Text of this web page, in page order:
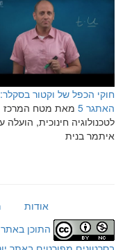
חוקי הכפל של וקטור בסקלר:
האתגר 5
מאת מטח המרכז
לטכנולוגיה חינוכית, הועלה
איתמר בנית
אודות
התוכן באתר